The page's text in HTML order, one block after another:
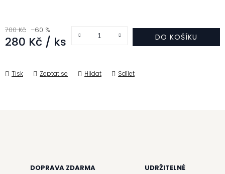
700 Kč –60 %
280 Kč / ks DO KOŠÍKU
Tisk Zeptat se Hlídat Sdílet
DOPRAVA ZDARMA
UDRŽITELNÉ